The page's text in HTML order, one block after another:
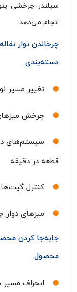
سیلندر چرخشی
انجام می‌دهد:
چرخاندن نوار
دسته‌بندی
تغییر مسیر نوار
چرخش
قطعه در دقیقه
کنترل
میزهای
جابه‌جا کردن
محصول
انحراف